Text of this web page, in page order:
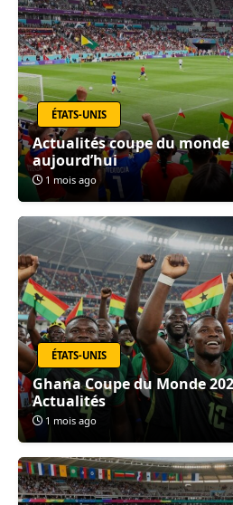
ÉTATS-UNIS
Actualités coupe du
aujourd’hui
1 mois ago
ÉTATS-UNIS
Ghana Coupe du Monde
Actualités
1 mois ago